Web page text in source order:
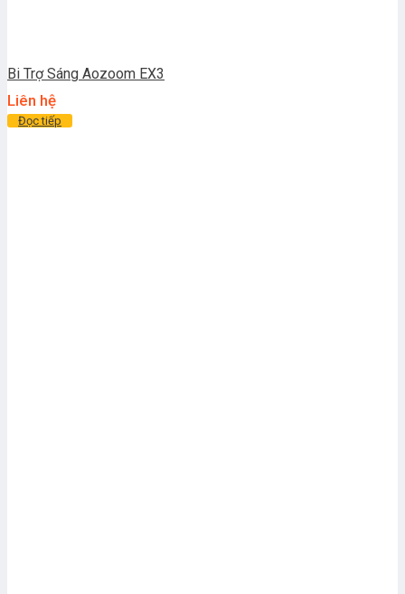
Bi Trợ Sáng Aozoom EX3
Liên hệ
Đọc tiếp